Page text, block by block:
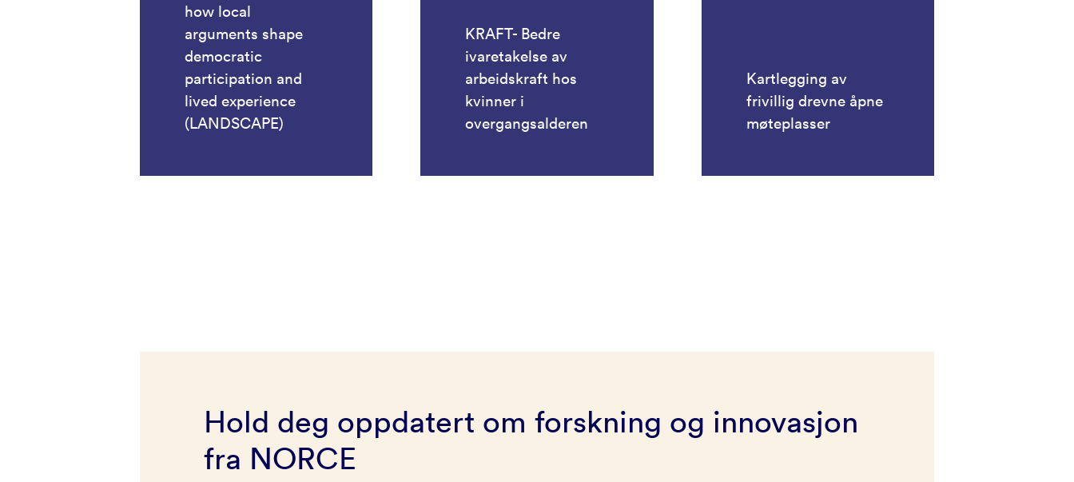
how local
arguments shape
democratic
participation and
lived experience
(LANDSCAPE)
KRAFT- Bedre
ivaretakelse av
arbeidskraft hos
kvinner i
overgangsalderen
Kartlegging av
frivillig drevne åpne
møteplasser
Hold deg oppdatert om forskning og innovasjon
fra NORCE